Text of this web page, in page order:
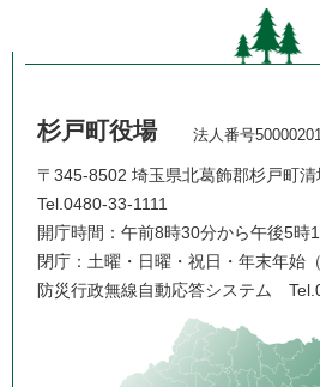
杉戸町役場 法人番号
〒345-8502 埼玉県北葛飾郡杉戸町
Tel.0480-33-1111
開庁時間：午前8時30分から午後5時
閉庁：土曜・日曜・祝日・年末年始
防災行政無線自動応答システム